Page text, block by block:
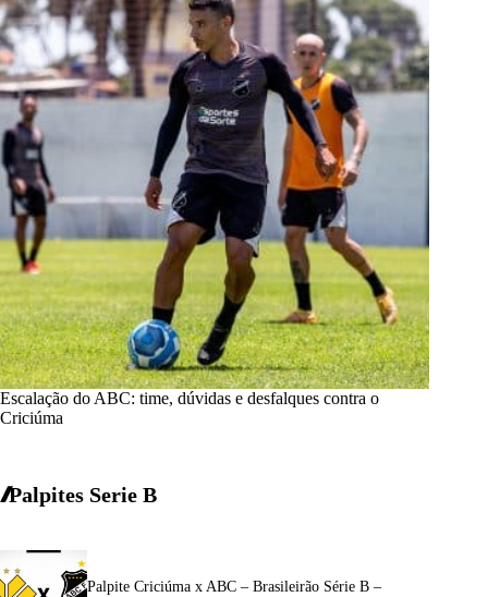
Escalação do ABC: time, dúvidas e desfalques contra o
Criciúma
Palpites Serie B
Palpite Criciúma x ABC – Brasileirão Série B –